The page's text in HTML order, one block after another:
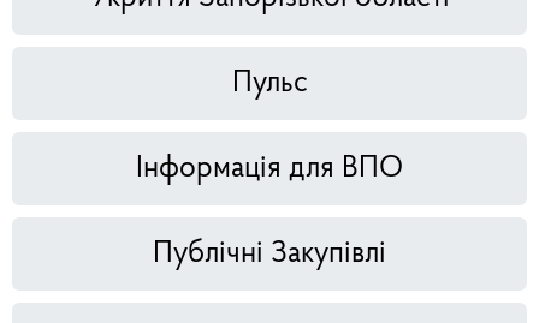
Пульс
Інформація для ВПО
Публічні Закупівлі